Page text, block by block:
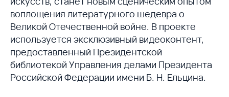
воплощения литературного шедевра о
Великой Отечественной войне. В проекте
используется эксклюзивный видеоконтент,
предоставленный Президентской
библиотекой Управления делами Президента
Российской Федерации имени Б. Н. Ельцина.